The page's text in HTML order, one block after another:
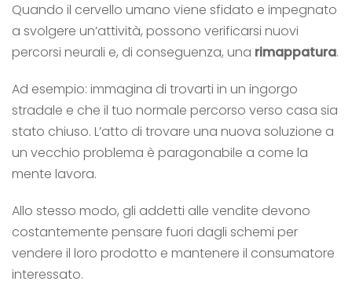
Quando il cervello umano viene sfidato e impegnato
a svolgere un’attività, possono verificarsi nuovi
percorsi neurali e, di conseguenza, una rimappatura.
Ad esempio: immagina di trovarti in un ingorgo
stradale e che il tuo normale percorso verso casa sia
stato chiuso. L’atto di trovare una nuova soluzione a
un vecchio problema è paragonabile a come la
mente lavora.
Allo stesso modo, gli addetti alle vendite devono
costantemente pensare fuori dagli schemi per
vendere il loro prodotto e mantenere il consumatore
interessato.